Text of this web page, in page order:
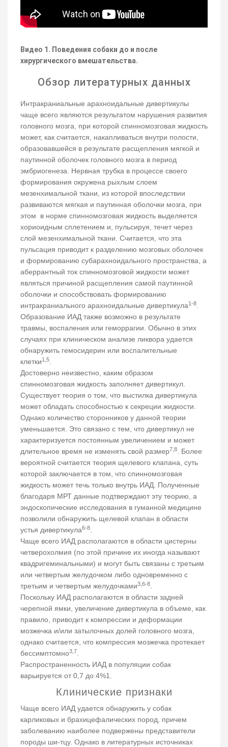
Видео 1. Поведения собаки до и после
хирургического вмешательства.
Обзор литературных данных
Интракраниальные арахноидальные дивертикулы
чаще всего являются результатом нарушения развития
головного мозга, при которой спинномозговая жидкость
может, как считается, накапливаться внутри полости,
образовавшейся в результате расщепления мягкой и
паутинной оболочек головного мозга в период
эмбриогенеза. Нервная трубка в процессе своего
формирования окружена рыхлым слоем
мезенхимальной ткани, из которой впоследствии
развиваются мягкая и паутинная оболочки мозга, при
этом в норме спинномозговая жидкость выделяется
хориоидным сплетением и, пульсируя, течет через
слой мезенхимальной ткани. Считается, что эта
пульсация приводит к разделению мозговых оболочек
и формированию субарахноидального пространства, а
аберрантный ток спинномозговой жидкости может
являться причиной расщепления самой паутинной
оболочки и способствовать формированию
интракраниального арахноидальные дивертикула1-8.
Образование ИАД также возможно в результате
травмы, воспаления или геморрагии. Обычно в этих
случаях при клиническом анализе ликвора удается
обнаружить гемосидерин или воспалительные
клетки1,5.
Достоверно неизвестно, каким образом
спинномозговая жидкость заполняет дивертикул.
Существует теория о том, что выстилка дивертикула
может обладать способностью к секреции жидкости.
Однако количество сторонников у данной теории
уменьшается. Это связано с тем, что дивертикул не
характеризуется постоянным увеличением и может
длительное время не изменять свой размер7,8. Более
вероятной считается теория щелевого клапана, суть
которой заключается в том, что спинномозговая
жидкость может течь только внутрь ИАД. Полученные
благодаря МРТ данные подтверждают эту теорию, а
эндоскопические исследования в гуманной медицине
позволили обнаружить щелевой клапан в области
устья дивертикула6-8.
Чаще всего ИАД располагаются в области цистерны
четверохолмия (по этой причине их иногда называют
квадригеминальными) и могут быть связаны с третьим
или четвертым желудочком либо одновременно с
третьим и четвертым желудочками3,6-8.
Поскольку ИАД располагаются в области задней
черепной ямки, увеличение дивертикула в объеме, как
правило, приводит к компрессии и деформации
мозжечка и/или затылочных долей головного мозга,
однако считается, что компрессия мозжечка протекает
бессимптомно3,7.
Распространенность ИАД в популяции собак
варьируется от 0,7 до 4%1.
Клинические признаки
Чаще всего ИАД удается обнаружить у собак
карликовых и брахицефалических пород, причем
заболеванию наиболее подвержены представители
породы ши-тцу. Однако в литературных источниках